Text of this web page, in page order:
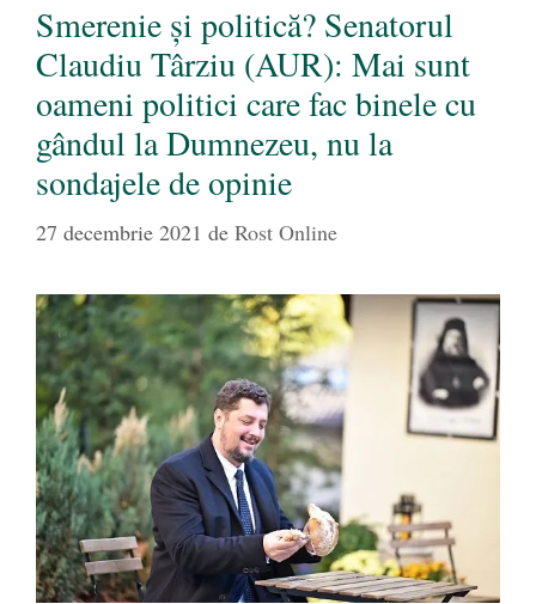
Smerenie și politică? Senatorul
Claudiu Târziu (AUR): Mai sunt
oameni politici care fac binele cu
gândul la Dumnezeu, nu la
sondajele de opinie
27 decembrie 2021 de Rost Online